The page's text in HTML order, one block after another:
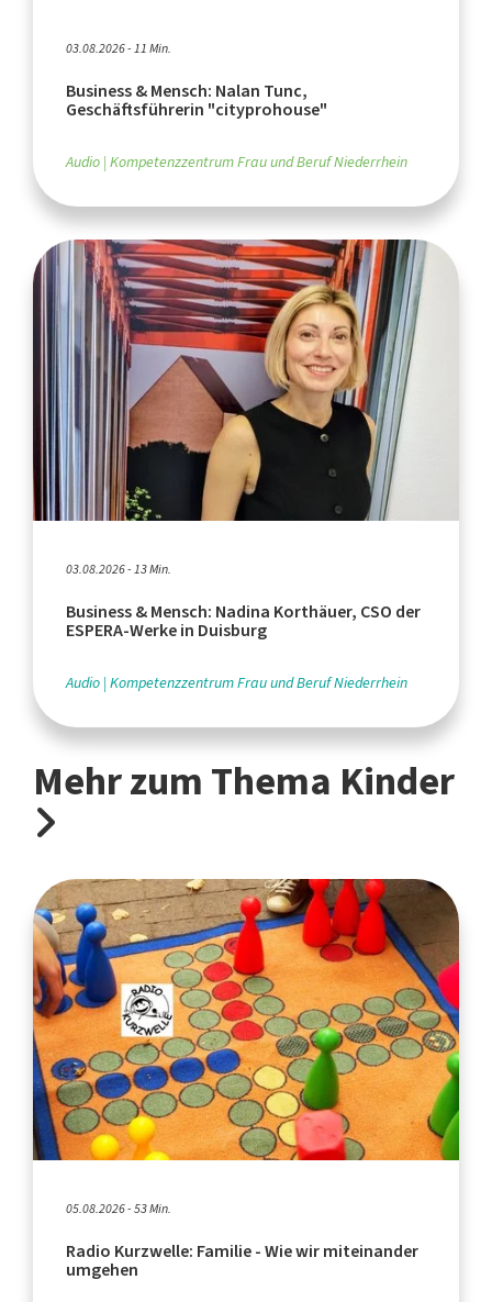
03.08.2026 - 11 Min.
Business & Mensch: Nalan Tunc,
Geschäftsführerin "cityprohouse"
Audio Kompetenzzentrum Frau und Beruf Niederrhein
03.08.2026 - 13 Min.
Business & Mensch: Nadina Korthäuer, CSO der
ESPERA-Werke in Duisburg
Audio Kompetenzzentrum Frau und Beruf Niederrhein
Mehr zum Thema Kinder
05.08.2026 - 53 Min.
Radio Kurzwelle: Familie - Wie wir miteinander
umgehen